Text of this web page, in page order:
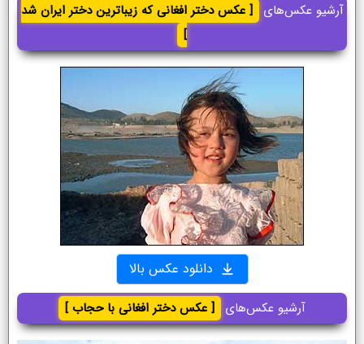
آرشیو عکس‌های
[ عکس دختر افغانی که زیباترین دختر ایران شد
]
دانلود عکس بالا
آرشیو عکس‌های [ عکس دختر افغانی با حجاب ]